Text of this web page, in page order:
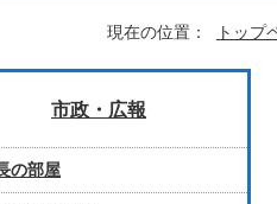
現在の位置： トップ
市政・広報
の部屋